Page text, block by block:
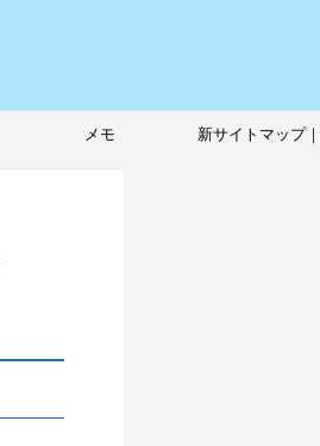
メモ 新サイトマップ